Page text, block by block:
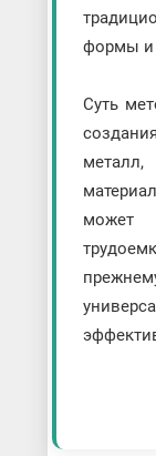
формы и
Суть
может